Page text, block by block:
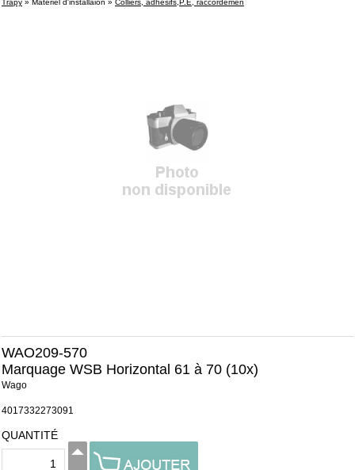
Trapy » Matériel d'installaion » Colliers, adhésifs,P.E, raccordemen
WAO209-570
Marquage WSB Horizontal 61 à 70 (10x)
Wago
4017332273091
QUANTITÉ